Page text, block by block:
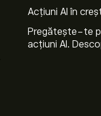
Acțiuni AI în
Pregătește-te
acțiuni AI.